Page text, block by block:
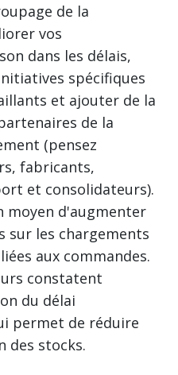
de la
vos
dans les délais,
spécifiques
et ajouter de la
de la
(pensez
fabricants,
et consolidateurs).
moyen d'augmenter
sur les chargements
aux commandes.
constatent
du délai
permet de réduire
des stocks.